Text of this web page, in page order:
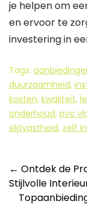
je helpen om
en ervoor te
investering in
Tags:
duurzaamheid,
kosten, kwaliteit,
onderhoud, pvc
slijtvastheid, zelf
← Ontdek de
Stijlvolle